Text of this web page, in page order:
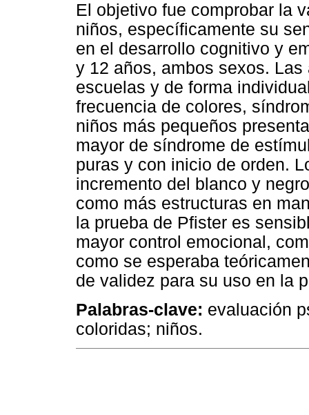
El objetivo fue comprobar la
niños, específicamente su
en el desarrollo cognitivo y
y 12 años, ambos sexos.
escuelas y de forma
frecuencia de colores,
niños más pequeños
mayor de síndrome de
puras y con inicio de orden.
incremento del blanco y
como más estructuras en
la prueba de Pfister es
mayor control emocional,
como se esperaba
de validez para su uso en la
Palabras-clave: evaluación
coloridas; niños.